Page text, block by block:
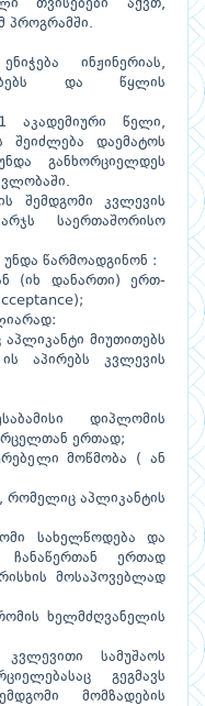
თვისებები აქვთ,
პროგრამში.
ინჟინერიას,
და წყლის
აკადემიური წელი,
დაემატოს
განხორციელდეს
შემდგომი კვლევის
საერთაშორისო
წარმოადგინონ :
(იხ დანართი) ერთ-
მიუთითებს
ის აპირებს კვლევის
დიპლომის
ერთად;
მოწმობა ( ან
რომელიც აპლიკანტის
სახელწოდება და
ერთად
მოსაპოვებლად
ხელმძღვანელის
სამუშაოს
გეგმავს
მომზადების